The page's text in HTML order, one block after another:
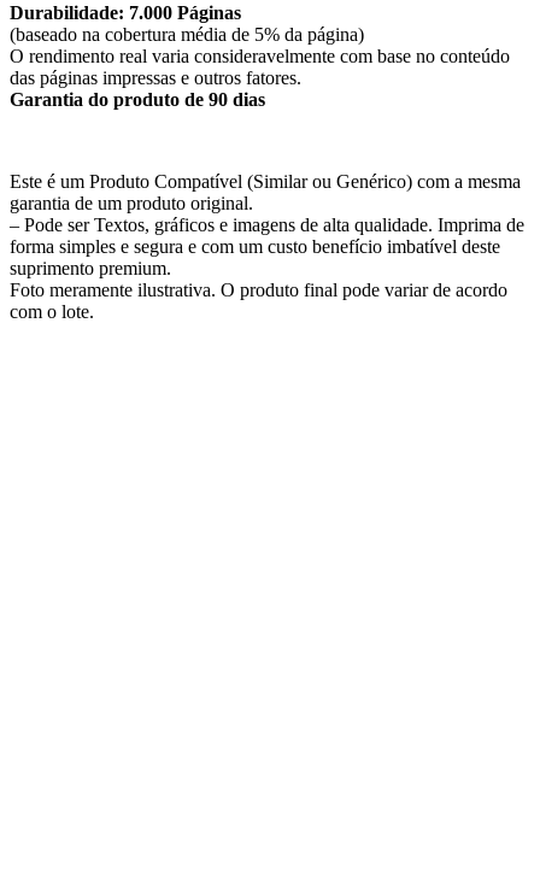
Durabilidade: 7.000 Páginas
(baseado na cobertura média de 5% da página)
O rendimento real varia consideravelmente com base no conteúdo
das páginas impressas e outros fatores.
Garantia do produto de 90 dias
Este é um Produto Compatível (Similar ou Genérico) com a mesma
garantia de um produto original.
– Pode ser Textos, gráficos e imagens de alta qualidade. Imprima de
forma simples e segura e com um custo benefício imbatível deste
suprimento premium.
Foto meramente ilustrativa. O produto final pode variar de acordo
com o lote.